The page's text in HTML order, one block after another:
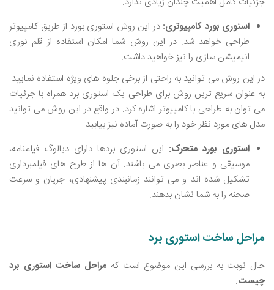
استوری بورد کامپیوتری: در این روش استوری بورد از طریق کامپیوتر
طراحی خواهد شد. در این روش شما امکان استفاده از قلم نوری
انیمیشن سازی را نیز خواهید داشت.
در این روش می ‌توانید به راحتی از برخی جلوه‌ های ویژه استفاده نمایید.
به عنوان سریع ‌ترین روش برای طراحی یک استوری برد همراه با جزئیات
می ‌توان به طراحی با کامپیوتر اشاره کرد. در واقع در این روش می ‌توانید
مدل‌ های مورد نظر خود را به صورت آماده نیز بیابید.
استوری بورد متحرک: این استوری بردها دارای دیالوگ فیلمنامه،
موسیقی و عناصر بصری می ‌باشند. آن ها از طرح ‌های فیلمبرداری
تشکیل شده ‌اند و می ‌توانند زمانبندی پیشنهادی، جریان و سرعت
صحنه را به شما نشان بدهند.
مراحل ساخت استوری برد
حال نوبت به بررسی این موضوع است که مراحل ساخت استوری برد
چیست.